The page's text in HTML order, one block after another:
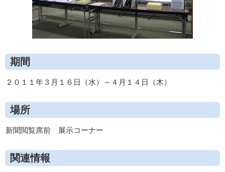
期間
２０１１年３月１６日（水）～４月１４日（木）
場所
新聞閲覧席前 展示コーナー
関連情報